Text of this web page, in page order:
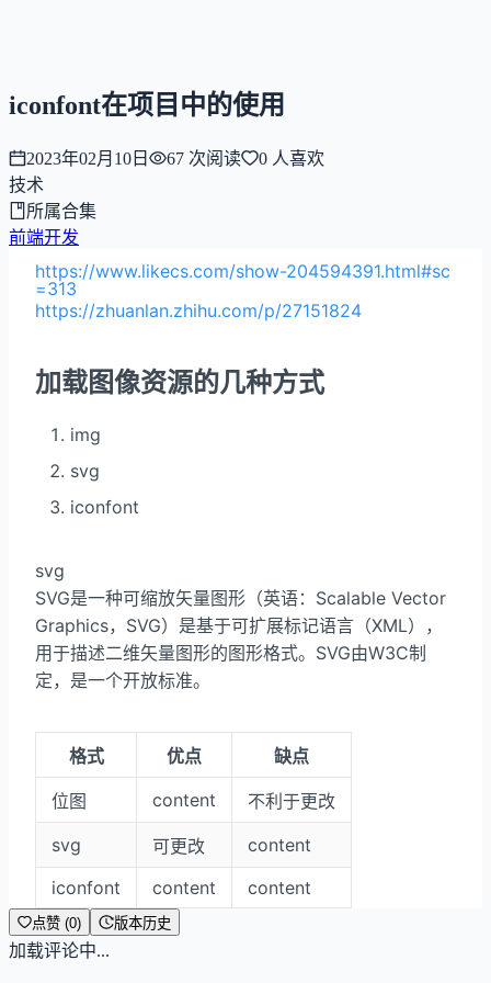
iconfont在项目中的使用
2023年02月10日 67 次阅读 0 人喜欢
技术
所属合集
前端开发
https://www.likecs.com/show-204594391.html#sc
=313
https://zhuanlan.zhihu.com/p/27151824
加载图像资源的几种方式
img
svg
iconfont
svg
SVG是一种可缩放矢量图形（英语：Scalable Vector
Graphics，SVG）是基于可扩展标记语言（XML），
用于描述二维矢量图形的图形格式。SVG由W3C制
定，是一个开放标准。
格式 优点 缺点
位图 content
不利于更改
svg
可更改
content
iconfont
content content
点赞 (0) 版本历史
加载评论中...